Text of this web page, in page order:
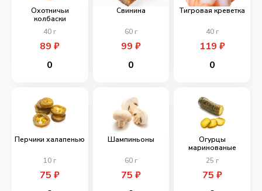
Охотничьи
колбаски
40 г
89₽
0
Свинина
60г
99 ₽
0
Тигровая креветка
40г
119 ₽
0
Перчики халапенью
10 г
75₽
Шампиньоны
60г
75 ₽
Огурцы
маринованые
25 г
75 ₽